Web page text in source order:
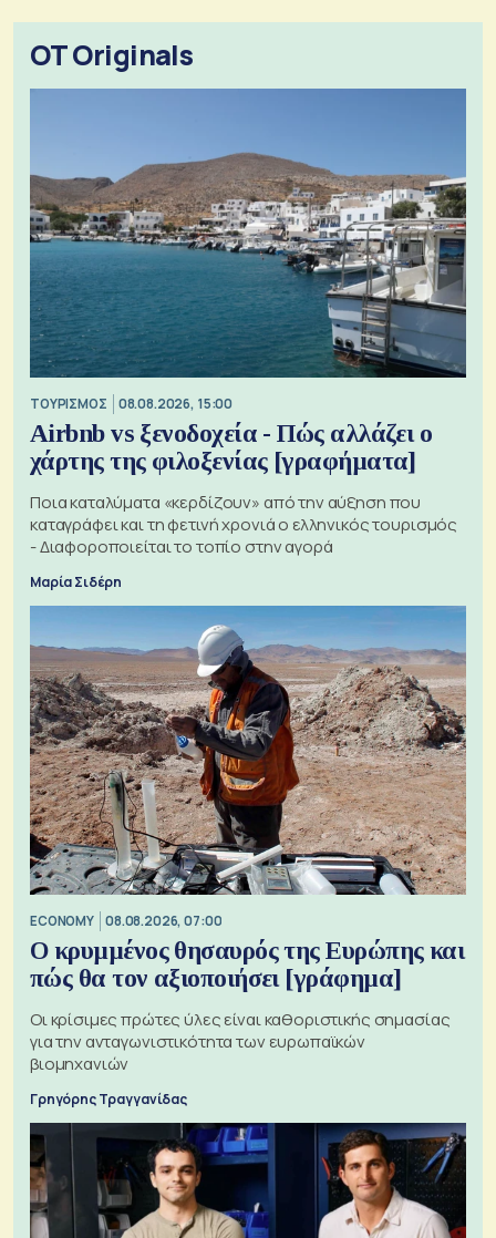
OT Originals
ΤΟΥΡΙΣΜΟΣ 08.08.2026, 15:00
Airbnb vs ξενοδοχεία - Πώς αλλάζει ο
χάρτης της φιλοξενίας [γραφήματα]
Ποια καταλύματα «κερδίζουν» από την αύξηση που
καταγράφει και τη φετινή χρονιά ο ελληνικός τουρισμός
- Διαφοροποιείται το τοπίο στην αγορά
Μαρία Σιδέρη
ECONOMY 08.08.2026, 07:00
Ο κρυμμένος θησαυρός της Ευρώπης και
πώς θα τον αξιοποιήσει [γράφημα]
Οι κρίσιμες πρώτες ύλες είναι καθοριστικής σημασίας
για την ανταγωνιστικότητα των ευρωπαϊκών
βιομηχανιών
Γρηγόρης Τραγγανίδας